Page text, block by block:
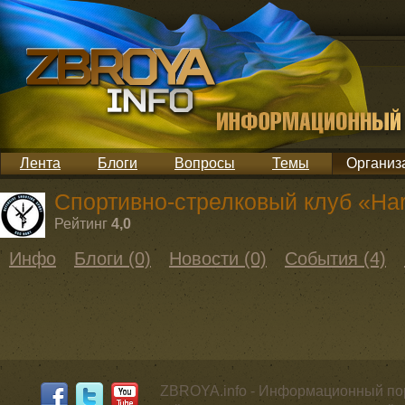
Лента Блоги Вопросы Темы
Спортивно-стрелковый клуб
Рейтинг 4,0
Инфо Блоги (0) Новости (0) События (4)
ZBROYA.info - Информационный